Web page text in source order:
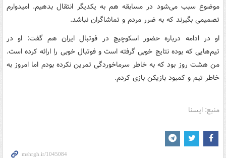
موضوع سبب می‌شود در مسابقه هم به یکدیگر انتقال بدهیم. امیدوارم
تصمیمی بگیرند که به ضرر مردم و تماشاگران نباشد.
او در ادامه درباره حضور اسکوچیچ در فوتبال ایران هم گفت: او در
تیم‌هایی که بوده نتایج خوبی گرفته است و فوتبال خوبی را ارائه کرده است.
من هشت روز بود که به خاطر سرماخوردگی تمرین نکرده بودم اما امروز به
خاطر تیم و کمبود بازیکن بازی کردم.
منبع: ایسنا